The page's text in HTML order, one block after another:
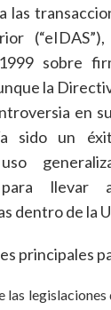
las
sobre
la
en
sido un
para llevar
dentro de la
principales
las